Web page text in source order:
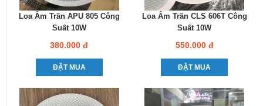
Loa Âm Trần APU 805 Công
Suất 10W
380.000 đ
ĐẶT MUA
Loa Âm Trần CLS 606T Công
Suất 10W
550.000 đ
ĐẶT MUA